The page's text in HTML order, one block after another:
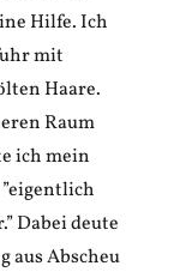
Hilfe. Ich
mit
Haare.
Raum
ich mein
Dabei deute
aus Abscheu